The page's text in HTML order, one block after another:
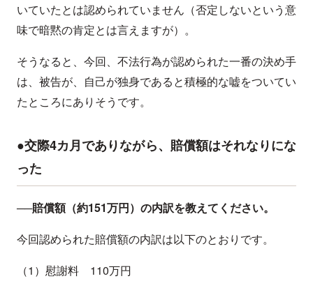
いていたとは認められていません（否定しないという意
味で暗黙の肯定とは言えますが）。
そうなると、今回、不法行為が認められた一番の決め手
は、被告が、自己が独身であると積極的な嘘をついてい
たところにありそうです。
●交際4カ月でありながら、賠償額はそれなりにな
った
──賠償額（約151万円）の内訳を教えてください。
今回認められた賠償額の内訳は以下のとおりです。
（1）慰謝料 110万円